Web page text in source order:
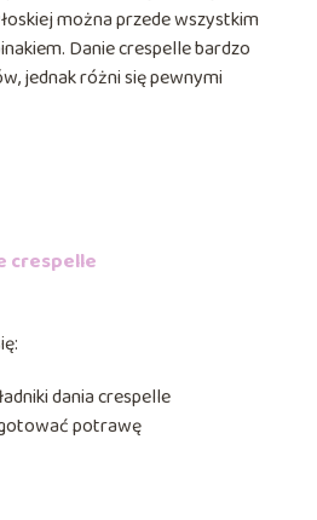
można przede wszystkim
Danie crespelle bardzo
jednak różni się pewnymi
crespelle
dania crespelle
potrawę